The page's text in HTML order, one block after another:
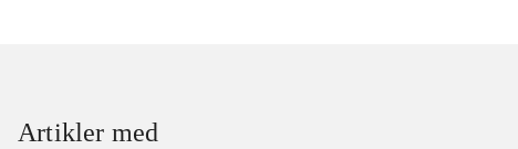
Artikler med